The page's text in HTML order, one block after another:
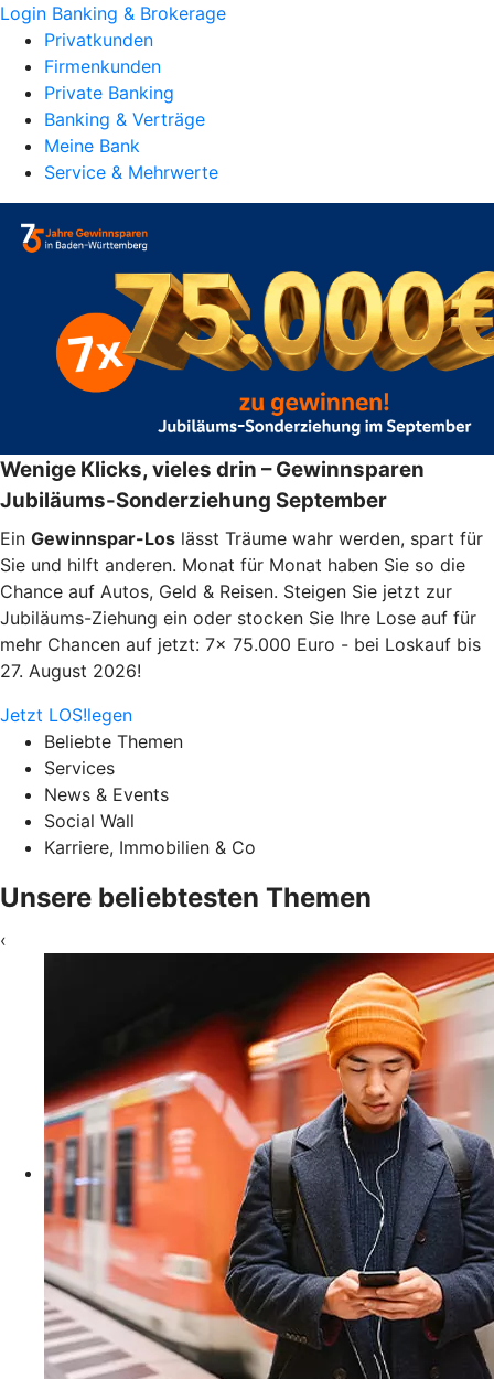
Login Banking & Brokerage
Privatkunden
Firmenkunden
Private Banking
Banking & Verträge
Meine Bank
Service & Mehrwerte
Wenige Klicks, vieles drin – Gewinnsparen
Jubiläums-Sonderziehung September
Ein Gewinnspar-Los lässt Träume wahr werden, spart für
Sie und hilft anderen. Monat für Monat haben Sie so die
Chance auf Autos, Geld & Reisen. Steigen Sie jetzt zur
Jubiläums-Ziehung ein oder stocken Sie Ihre Lose auf für
mehr Chancen auf jetzt: 7x 75.000 Euro - bei Loskauf bis
27. August 2026!
Jetzt LOS!legen
Beliebte Themen
Services
News & Events
Social Wall
Karriere, Immobilien & Co
Unsere beliebtesten Themen
‹